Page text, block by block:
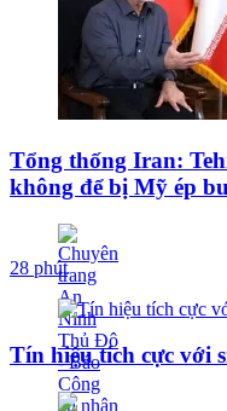
Tổng thống Iran:
không để bị Mỹ ép
28 phút
Tín hiệu tích cực với